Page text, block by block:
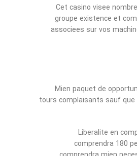
Cet casino visee
groupe existence et
associees sur vos
Mien paquet de
tours complaisants sauf
Liberalite en
comprendra 180